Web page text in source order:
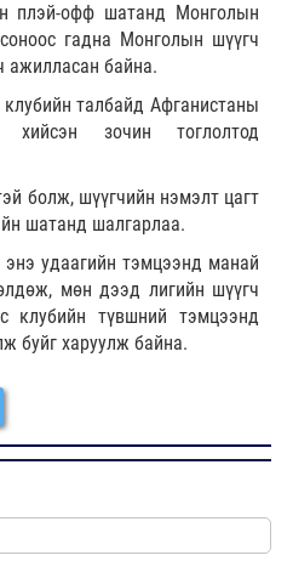
плэй-офф шатанд Монголын
гадна Монголын шүүгч
ажилласан байна.
талбайд Афганистаны
зочин тоглолтод
болж, шүүгчийн нэмэлт цагт
шатанд шалгарлаа.
энэ удаагийн тэмцээнд манай
мөн дээд лигийн шүүгч
клубийн түвшний тэмцээнд
буйг харуулж байна.